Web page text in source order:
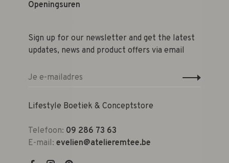
Openingsuren
Sign up for our newsletter and get the latest
updates, news and product offers via email
Lifestyle Boetiek & Conceptstore
Telefoon: 09 286 73 63
E-mail: evelien@atelieremtee.be